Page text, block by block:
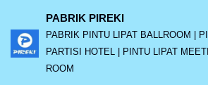
Lompat
ke
PABRIK PIREKI
PABRIK PINTU LIPAT BALLROOM |
PARTISI HOTEL | PINTU LIPAT
ROOM